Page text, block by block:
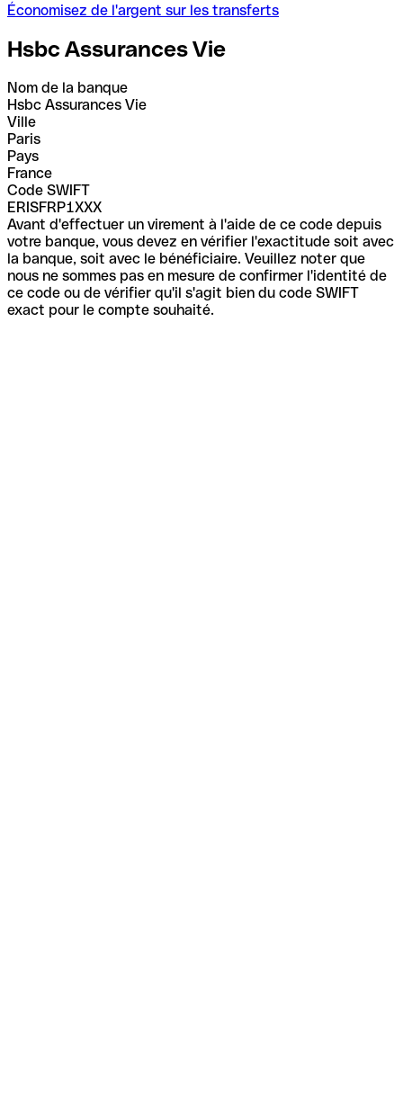
Économisez de l'argent sur les transferts
Hsbc Assurances Vie
Nom de la banque
Hsbc Assurances Vie
Ville
Paris
Pays
France
Code SWIFT
ERISFRP1XXX
Avant d'effectuer un virement à l'aide de ce code depuis
votre banque, vous devez en vérifier l'exactitude soit avec
la banque, soit avec le bénéficiaire. Veuillez noter que
nous ne sommes pas en mesure de confirmer l'identité de
ce code ou de vérifier qu'il s'agit bien du code SWIFT
exact pour le compte souhaité.